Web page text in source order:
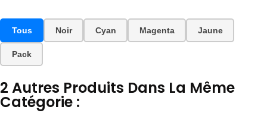
Tous Noir Cyan Magenta Jaune
Pack
2 Autres Produits Dans La Même
Catégorie :